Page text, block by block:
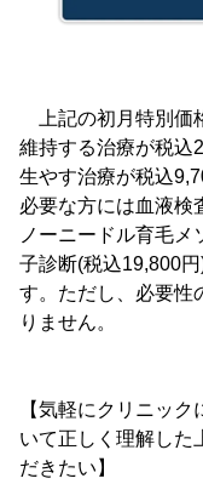
上記の初月特別価
維持する治療が税込
生やす治療が税込
必要な方には血液検
ノーニードル育毛メ
子診断(税込19,800
す。ただし、必要性
りません。
【気軽にクリニッ
いて正しく理解した
だきたい】